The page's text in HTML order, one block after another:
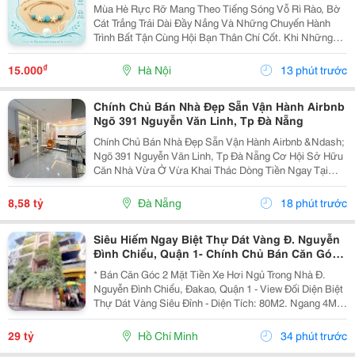
Mùa Hè Rực Rỡ Mang Theo Tiếng Sóng Vỗ Rì Rào, Bờ
Cát Trắng Trải Dài Đầy Nắng Và Những Chuyến Hành
Trình Bất Tận Cùng Hội Bạn Thân Chí Cốt. Khi Những
Chiếc Vali Bắt Đầu Được Lấp Đầy Bởi Những Bộ Bikini
Rực Rỡ, Những Chiếc Váy Maxi Thướt Tha Hay
Những...
15.000₫ Hà Nội 13 phút trước
Chính Chủ Bán Nhà Đẹp Sẵn Vận Hành Airbnb
Ngõ 391 Nguyễn Văn Linh, Tp Đà Nẵng
Chính Chủ Bán Nhà Đẹp Sẵn Vận Hành Airbnb &Ndash;
Ngõ 391 Nguyễn Văn Linh, Tp Đà Nẵng Cơ Hội Sở Hữu
Căn Nhà Vừa Ở Vừa Khai Thác Dòng Tiền Ngay Tại
Trung Tâm Đà Nẵng, Nằm Trên Trục Đường Nguyễn Văn
Linh &Ndash; Một Trong Những Tuyến Phố Sầm Uất Và
8,58 tỷ Đà Nẵng 18 phút trước
Siêu Hiếm Ngay Biệt Thự Dát Vàng Đ. Nguyễn
Đình Chiểu, Quận 1- Chính Chủ Bán Căn Góc
2 Mặt Tiền Hxh - Dt 4M*20M - Xung Quanh Khu
Trí Thức Cao
* Bán Căn Góc 2 Mặt Tiền Xe Hơi Ngủ Trong Nhà Đ.
Nguyễn Đình Chiểu, Đakao, Quận 1 - View Đối Diện Biệt
Thự Dát Vàng Siêu Đỉnh - Diện Tích: 80M2. Ngang 4M *
20M. - Kết Cấu: 3 Tầng Btct. - Chỉ Cách 2 Căn Ra Mặt
Tiền Lớn - Hxh Thông Nguyễn Ảnh Thủ -...
29 tỷ Hồ Chí Minh 34 phút trước